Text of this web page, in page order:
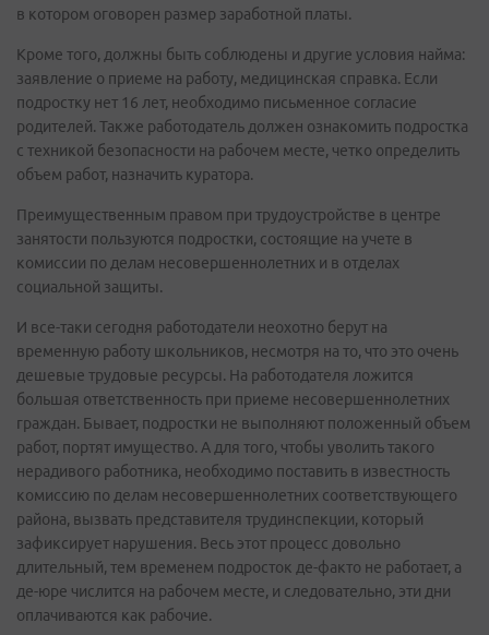
в котором оговорен размер заработной платы.
Кроме того, должны быть соблюдены и другие условия найма:
заявление о приеме на работу, медицинская справка. Если
подростку нет 16 лет, необходимо письменное согласие
родителей. Также работодатель должен ознакомить подростка
с техникой безопасности на рабочем месте, четко определить
объем работ, назначить куратора.
Преимущественным правом при трудоустройстве в центре
занятости пользуются подростки, состоящие на учете в
комиссии по делам несовершеннолетних и в отделах
социальной защиты.
И все-таки сегодня работодатели неохотно берут на
временную работу школьников, несмотря на то, что это очень
дешевые трудовые ресурсы. На работодателя ложится
большая ответственность при приеме несовершеннолетних
граждан. Бывает, подростки не выполняют положенный объем
работ, портят имущество. А для того, чтобы уволить такого
нерадивого работника, необходимо поставить в известность
комиссию по делам несовершеннолетних соответствующего
района, вызвать представителя трудинспекции, который
зафиксирует нарушения. Весь этот процесс довольно
длительный, тем временем подросток де-факто не работает, а
де-юре числится на рабочем месте, и следовательно, эти дни
оплачиваются как рабочие.